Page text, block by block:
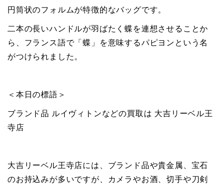
円筒状のフォルムが特徴的なバッグです。
二本の長いハンドルが羽ばたく蝶を連想させることか
ら、フランス語で「蝶」を意味するパピヨンという名
がつけられました。
＜本日の標語＞
ブランド品 ルイヴィトンなどの買取は 大吉リーベル王
寺店
大吉リーベル王寺店には、ブランド品や貴金属、宝石
のお持込みが多いですが、カメラやお酒、切手や刀剣